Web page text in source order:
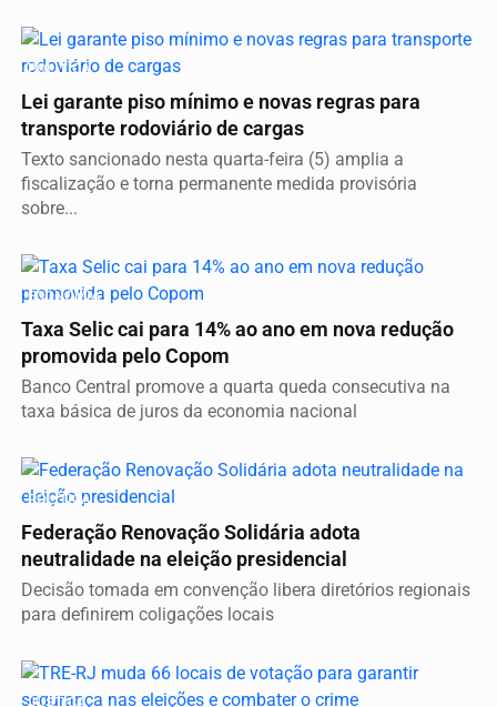
POLÍTICA
Lei garante piso mínimo e novas regras para
transporte rodoviário de cargas
Texto sancionado nesta quarta-feira (5) amplia a
fiscalização e torna permanente medida provisória
sobre...
ECONOMIA
Taxa Selic cai para 14% ao ano em nova redução
promovida pelo Copom
Banco Central promove a quarta queda consecutiva na
taxa básica de juros da economia nacional
POLÍTICA
Federação Renovação Solidária adota
neutralidade na eleição presidencial
Decisão tomada em convenção libera diretórios regionais
para definirem coligações locais
JUSTIÇA